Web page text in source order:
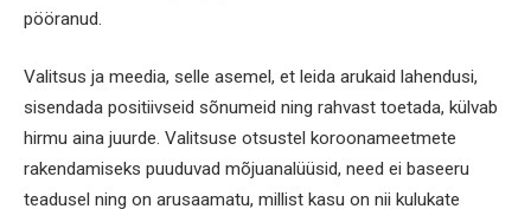
pööranud.
Valitsus ja meedia, selle asemel, et leida arukaid lahendusi,
sisendada positiivseid sõnumeid ning rahvast toetada, külvab
hirmu aina juurde. Valitsuse otsustel koroonameetmete
rakendamiseks puuduvad mõjuanalüüsid, need ei baseeru
teadusel ning on arusaamatu, millist kasu on nii kulukate